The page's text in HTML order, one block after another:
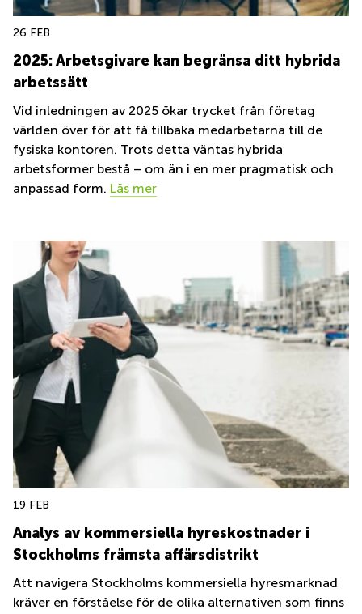
26 FEB
2025: Arbetsgivare kan begränsa ditt hybrida
arbetssätt
Vid inledningen av 2025 ökar trycket från företag
världen över för att få tillbaka medarbetarna till de
fysiska kontoren. Trots detta väntas hybrida
arbetsformer bestå – om än i en mer pragmatisk och
anpassad form. Läs mer
19 FEB
Analys av kommersiella hyreskostnader i
Stockholms främsta affärsdistrikt
Att navigera Stockholms kommersiella hyresmarknad
kräver en förståelse för de olika alternativen som finns